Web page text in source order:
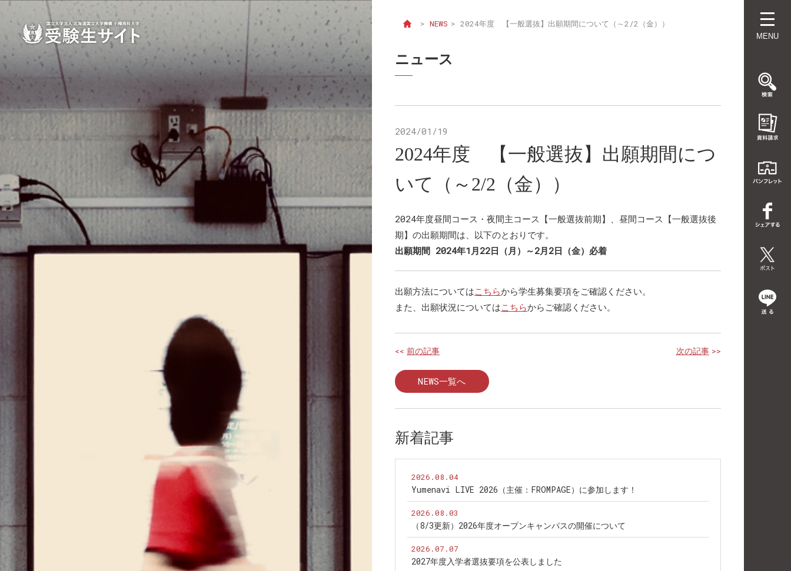
> NEWS > 2024年度 【一般選抜】出願期間について（～2/2（金））
ニュース
2024/01/19
2024年度 【一般選抜】出願期間につ
いて（～2/2（金））
2024年度昼間コース・夜間主コース【一般選抜前期】、昼間コース【一般選抜後
期】の出願期間は、以下のとおりです。
出願期間 2024年1月22日（月）～2月2日（金）必着
出願方法についてはこちらから学生募集要項をご確認ください。
また、出願状況についてはこちらからご確認ください。
<<前の記事 次の記事>>
NEWS一覧へ
新着記事
2026.08.04
Yumenavi LIVE 2026（主催：FROMPAGE）に参加します！
2026.08.03
（8/3更新）2026年度オープンキャンパスの開催について
2026.07.07
2027年度入学者選抜要項を公表しました
MENU